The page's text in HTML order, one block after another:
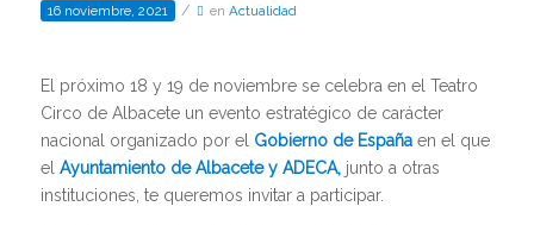
16 noviembre, 2021 / en Actualidad
El próximo 18 y 19 de noviembre se celebra en el Teatro
Circo de Albacete un evento estratégico de carácter
nacional organizado por el Gobierno de España en el que
el Ayuntamiento de Albacete y ADECA, junto a otras
instituciones, te queremos invitar a participar.